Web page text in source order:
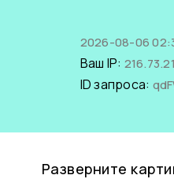
2026-08-06
Ваш IP:
ID запроса:
Разверните